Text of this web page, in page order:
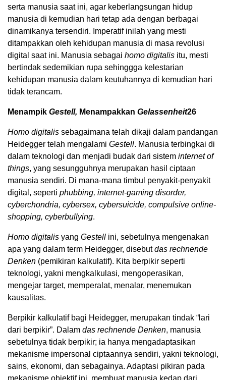
serta manusia saat ini, agar keberlangsungan hidup
manusia di kemudian hari tetap ada dengan berbagai
dinamikanya tersendiri. Imperatif inilah yang mesti
ditampakkan oleh kehidupan manusia di masa revolusi
digital saat ini. Manusia sebagai homo digitalis itu, mesti
bertindak sedemikian rupa sehinggga kelestarian
kehidupan manusia dalam keutuhannya di kemudian hari
tidak terancam.
Menampik Gestell, Menampakkan Gelassenheit26
Homo digitalis sebagaimana telah dikaji dalam pandangan
Heidegger telah mengalami Gestell. Manusia terbingkai di
dalam teknologi dan menjadi budak dari sistem internet of
things, yang sesungguhnya merupakan hasil ciptaan
manusia sendiri. Di mana-mana timbul penyakit-penyakit
digital, seperti phubbing, internet-gaming disorder,
cyberchondria, cybersex, cybersuicide, compulsive online-
shopping, cyberbullying.
Homo digitalis yang Gestell ini, sebetulnya mengenakan
apa yang dalam term Heidegger, disebutdas rechnende
Denken (pemikiran kalkulatif). Kita berpikir seperti
teknologi, yakni mengkalkulasi, mengoperasikan,
mengejar target, memperalat, menalar, menemukan
kausalitas.
Berpikir kalkulatif bagi Heidegger, merupakan tindak “lari
dari berpikir”. Dalam das rechnende Denken, manusia
sebetulnya tidak berpikir; ia hanya mengadaptasikan
mekanisme impersonal ciptaannya sendiri, yakni teknologi,
sains, ekonomi, dan sebagainya. Adaptasi pikiran pada
mekanisme objektif ini, membuat manusia kedap dari